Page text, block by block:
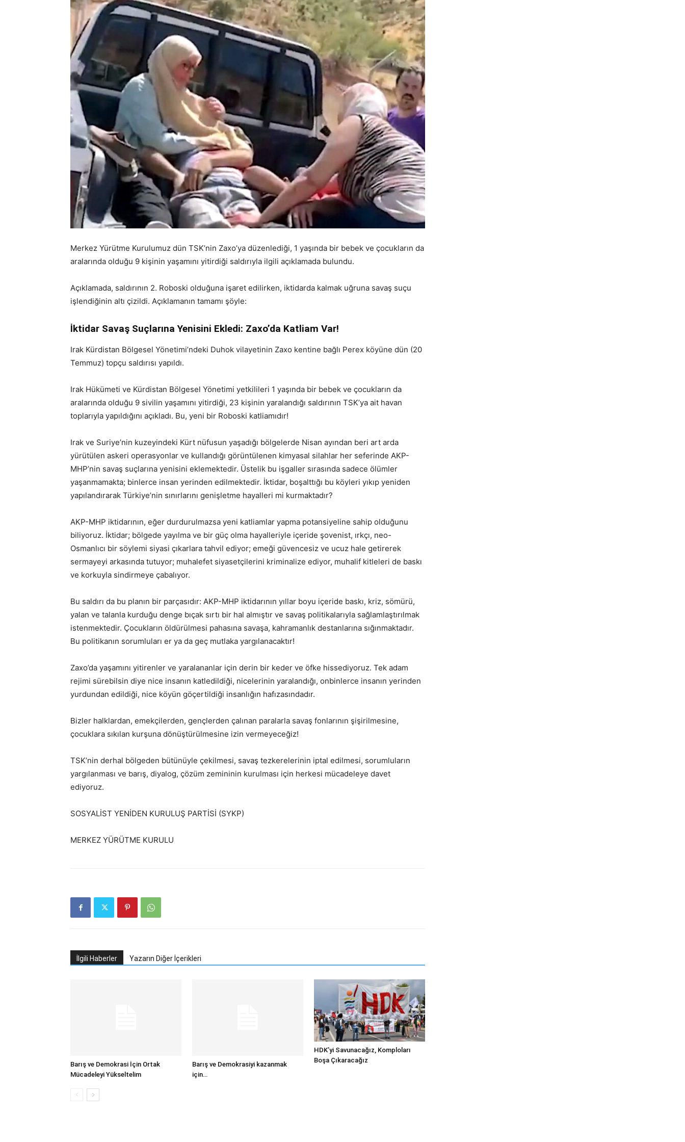
Merkez Yürütme Kurulumuz dün TSK’nin Zaxo’ya düzenlediği, 1 yaşında bir bebek ve çocukların da
aralarında olduğu 9 kişinin yaşamını yitirdiği saldırıyla ilgili açıklamada bulundu.
Açıklamada, saldırının 2. Roboski olduğuna işaret edilirken, iktidarda kalmak uğruna savaş suçu
işlendiğinin altı çizildi. Açıklamanın tamamı şöyle:
İktidar Savaş Suçlarına Yenisini Ekledi: Zaxo’da Katliam Var!
Irak Kürdistan Bölgesel Yönetimi’ndeki Duhok vilayetinin Zaxo kentine bağlı Perex köyüne dün (20
Temmuz) topçu saldırısı yapıldı.
Irak Hükümeti ve Kürdistan Bölgesel Yönetimi yetkilileri 1 yaşında bir bebek ve çocukların da
aralarında olduğu 9 sivilin yaşamını yitirdiği, 23 kişinin yaralandığı saldırının TSK’ya ait havan
toplarıyla yapıldığını açıkladı. Bu, yeni bir Roboski katliamıdır!
Irak ve Suriye’nin kuzeyindeki Kürt nüfusun yaşadığı bölgelerde Nisan ayından beri art arda
yürütülen askeri operasyonlar ve kullandığı görüntülenen kimyasal silahlar her seferinde AKP-
MHP’nin savaş suçlarına yenisini eklemektedir. Üstelik bu işgaller sırasında sadece ölümler
yaşanmamakta; binlerce insan yerinden edilmektedir. İktidar, boşalttığı bu köyleri yıkıp yeniden
yapılandırarak Türkiye’nin sınırlarını genişletme hayalleri mi kurmaktadır?
AKP-MHP iktidarının, eğer durdurulmazsa yeni katliamlar yapma potansiyeline sahip olduğunu
biliyoruz. İktidar; bölgede yayılma ve bir güç olma hayalleriyle içeride şovenist, ırkçı, neo-
Osmanlıcı bir söylemi siyasi çıkarlara tahvil ediyor; emeği güvencesiz ve ucuz hale getirerek
sermayeyi arkasında tutuyor; muhalefet siyasetçilerini kriminalize ediyor, muhalif kitleleri de baskı
ve korkuyla sindirmeye çabalıyor.
Bu saldırı da bu planın bir parçasıdır: AKP-MHP iktidarının yıllar boyu içeride baskı, kriz, sömürü,
yalan ve talanla kurduğu denge bıçak sırtı bir hal almıştır ve savaş politikalarıyla sağlamlaştırılmak
istenmektedir. Çocukların öldürülmesi pahasına savaşa, kahramanlık destanlarına sığınmaktadır.
Bu politikanın sorumluları er ya da geç mutlaka yargılanacaktır!
Zaxo’da yaşamını yitirenler ve yaralananlar için derin bir keder ve öfke hissediyoruz. Tek adam
rejimi sürebilsin diye nice insanın katledildiği, nicelerinin yaralandığı, onbinlerce insanın yerinden
yurdundan edildiği, nice köyün göçertildiği insanlığın hafızasındadır.
Bizler halklardan, emekçilerden, gençlerden çalınan paralarla savaş fonlarının şişirilmesine,
çocuklara sıkılan kurşuna dönüştürülmesine izin vermeyeceğiz!
TSK’nin derhal bölgeden bütünüyle çekilmesi, savaş tezkerelerinin iptal edilmesi, sorumluların
yargılanması ve barış, diyalog, çözüm zemininin kurulması için herkesi mücadeleye davet
ediyoruz.
SOSYALİST YENİDEN KURULUŞ PARTİSİ (SYKP)
MERKEZ YÜRÜTME KURULU
İlgili Haberler Yazarın Diğer İçerikleri
Barış ve Demokrasi İçin Ortak
Mücadeleyi Yükseltelim
Barış ve Demokrasiyi kazanmak
için…
HDK’yi Savunacağız, Komploları
Boşa Çıkaracağız